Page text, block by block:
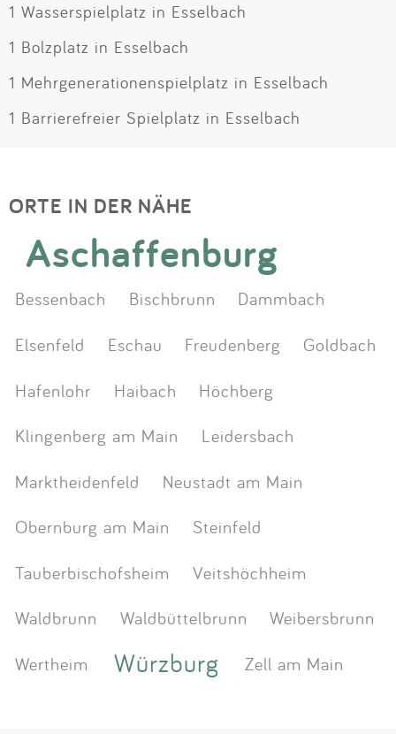
1 Wasserspielplatz in Esselbach
1 Bolzplatz in Esselbach
1 Mehrgenerationenspielplatz in Esselbach
1 Barrierefreier Spielplatz in Esselbach
ORTE IN DER NÄHE
Aschaffenburg
Bessenbach Bischbrunn
Dammbach
Elsenfeld
Eschau Freudenberg
Goldbach
Hafenlohr
Haibach
Höchberg
Klingenberg am Main
Leidersbach
Marktheidenfeld
Neustadt am Main
Obernburg am Main
Steinfeld
Tauberbischofsheim
Veitshöchheim
Waldbrunn
Waldbüttelbrunn
Weibersbrunn
Wertheim
Würzburg Zell am Main